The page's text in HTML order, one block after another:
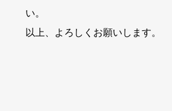
い。
以上、よろしくお願いします。